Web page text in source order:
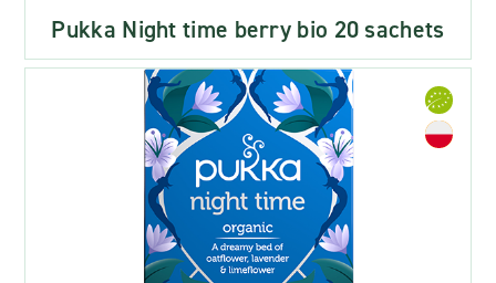
Pukka Night time berry bio 20 sachets